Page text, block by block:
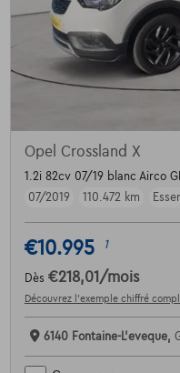
Opel Crossland X
1.2i 82cv 07/19 blanc Airco
07/2019
110.472 km
€10.995 1
Dès €218,01 /mois
Découvrez l’exemple chiffré
6140 Fontaine-L'eveque,